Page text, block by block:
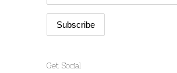
Get Social